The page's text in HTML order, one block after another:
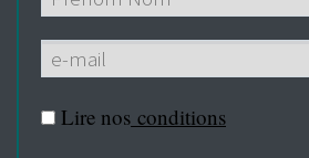
Lire nos conditions